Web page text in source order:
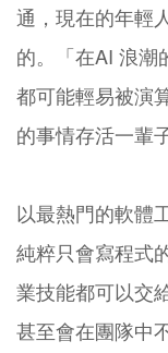
通，現在的年輕
的。「在AI 浪潮
都可能輕易被演
的事情存活一輩
以最熱門的軟體
純粹只會寫程式
業技能都可以交
甚至會在團隊中